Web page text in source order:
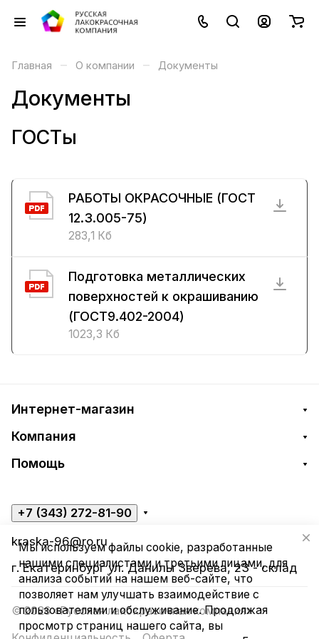
Главная – О компании – Документы
Документы
ГОСТы
РАБОТЫ ОКРАСОЧНЫЕ (ГОСТ
12.3.005-75)
283,1 Кб
Подготовка металлических
поверхностей к окрашиванию
(ГОСТ9.402-2004)
1023,3 Кб
Интернет-магазин
Компания
Помощь
+7 (343) 272-81-90
kraska-96@ro.ru
г. Екатеринбург ул. Данилы Зверева, 23 - склад
© 2026 «Русская лакокрасочная компания»
Мы используем файлы cookie, разработанные
нашими специалистами и третьими лицами, для
анализа событий на нашем веб-сайте, что
позволяет нам улучшать взаимодействие с
пользователями и обслуживание. Продолжая
просмотр страниц нашего сайта, вы